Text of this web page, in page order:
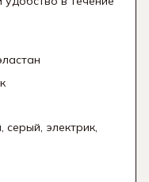
серый, электрик,